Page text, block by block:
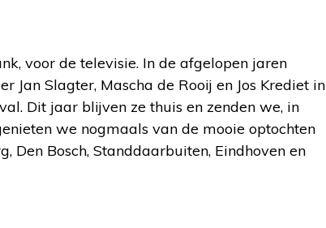
voor de televisie. In de afgelopen jaren
Jan Slagter, Mascha de Rooij en Jos Krediet in
Dit jaar blijven ze thuis en zenden we, in
we nogmaals van de mooie optochten
Den Bosch, Standdaarbuiten, Eindhoven en